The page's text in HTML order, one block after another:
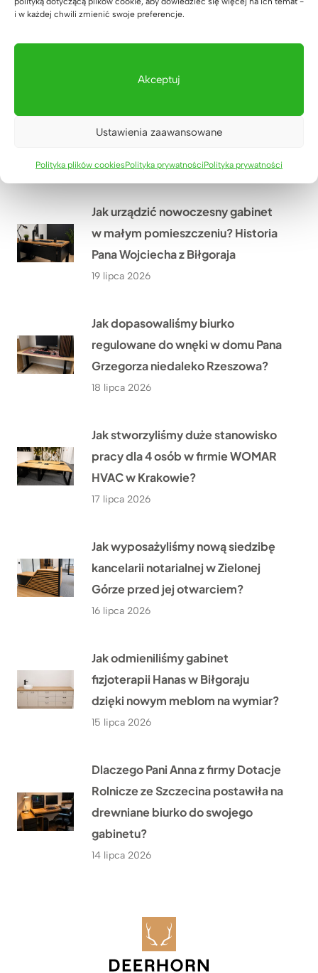
i w każdej chwili zmienić swoje preferencje.
Akceptuj
Ustawienia zaawansowane
Polityka plików cookiesPolityka prywatnościPolityka prywatności
w ramach modernizacji oddziału
20 lipca 2026
Jak urządzić nowoczesny gabinet
w małym pomieszczeniu? Historia
Pana Wojciecha z Biłgoraja
19 lipca 2026
Jak dopasowaliśmy biurko
regulowane do wnęki w domu Pana
Grzegorza niedaleko Rzeszowa?
18 lipca 2026
Jak stworzyliśmy duże stanowisko
pracy dla 4 osób w firmie WOMAR
HVAC w Krakowie?
17 lipca 2026
Jak wyposażyliśmy nową siedzibę
kancelarii notarialnej w Zielonej
Górze przed jej otwarciem?
16 lipca 2026
Jak odmieniliśmy gabinet
fizjoterapii Hanas w Biłgoraju
dzięki nowym meblom na wymiar?
15 lipca 2026
Dlaczego Pani Anna z firmy Dotacje
Rolnicze ze Szczecina postawiła na
drewniane biurko do swojego
gabinetu?
14 lipca 2026